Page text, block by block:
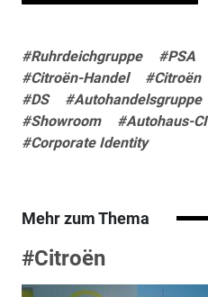
#Ruhrdeichgruppe #PSA
#Citroën-Handel
#Citroën
#DS
#Autohandelsgruppe
#Showroom
#Autohaus-CI
#Corporate Identity
Mehr zum Thema
#Citroën